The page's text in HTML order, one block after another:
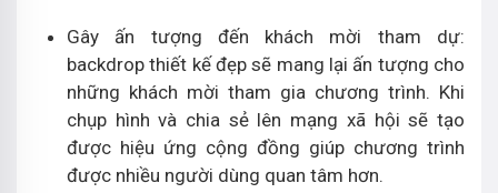
Gây ấn tượng đến khách mời tham dự:
backdrop thiết kế đẹp sẽ mang lại ấn tượng cho
những khách mời tham gia chương trình. Khi
chụp hình và chia sẻ lên mạng xã hội sẽ tạo
được hiệu ứng cộng đồng giúp chương trình
được nhiều người dùng quan tâm hơn.